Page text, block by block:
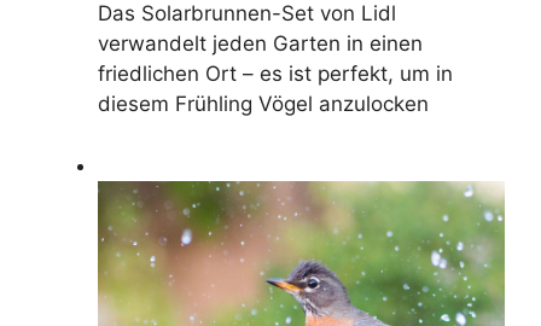
Das Solarbrunnen-Set von Lidl
verwandelt jeden Garten in einen
friedlichen Ort – es ist perfekt, um in
diesem Frühling Vögel anzulocken